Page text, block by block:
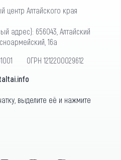
центр Алтайского края
адрес): 656043, Алтайский
16а
ОГРН 1212200029612
выделите её и нажмите